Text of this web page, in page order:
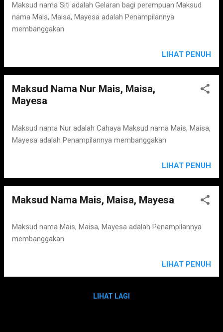
Maksud nama Siti adalah Gelaran bagi perempuan Maksud
nama Mais, Maisa, Mayesa adalah Penampilannya
membanggakan
LIHAT PENUH
Maksud Nama Nur Mais, Maisa,
Mayesa
Maksud nama Nur adalah Cahaya Maksud nama Mais, Maisa,
Mayesa adalah Penampilannya membanggakan
LIHAT PENUH
Maksud Nama Mais, Maisa, Mayesa
Maksud nama Mais, Maisa, Mayesa adalah Penampilannya
membanggakan
LIHAT PENUH
LIHAT LAGI